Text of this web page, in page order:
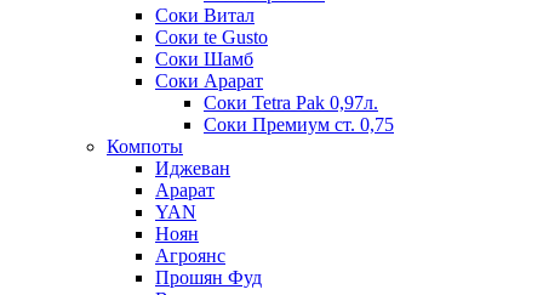
Соки Витал
Соки te Gusto
Соки Шамб
Соки Арарат
Соки Tetra Pak 0,97л.
Соки Премиум ст. 0,75
Компоты
Иджеван
Арарат
YAN
Ноян
Агроянс
Прошян Фуд